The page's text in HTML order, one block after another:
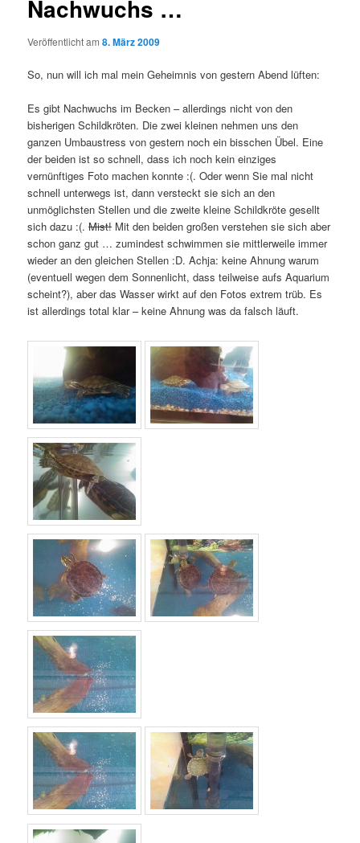
Nachwuchs …
Veröffentlicht am8. März 2009
So, nun will ich mal mein Geheimnis von gestern Abend lüften:
Es gibt Nachwuchs im Becken – allerdings nicht von den
bisherigen Schildkröten. Die zwei kleinen nehmen uns den
ganzen Umbaustress von gestern noch ein bisschen Übel. Eine
der beiden ist so schnell, dass ich noch kein einziges
vernünftiges Foto machen konnte :(. Oder wenn Sie mal nicht
schnell unterwegs ist, dann versteckt sie sich an den
unmöglichsten Stellen und die zweite kleine Schildkröte gesellt
sich dazu :(.Mist! Mit den beiden großen verstehen sie sich aber
schon ganz gut … zumindest schwimmen sie mittlerweile immer
wieder an den gleichen Stellen :D. Achja: keine Ahnung warum
(eventuell wegen dem Sonnenlicht, dass teilweise aufs Aquarium
scheint?), aber das Wasser wirkt auf den Fotos extrem trüb. Es
ist allerdings total klar – keine Ahnung was da falsch läuft.